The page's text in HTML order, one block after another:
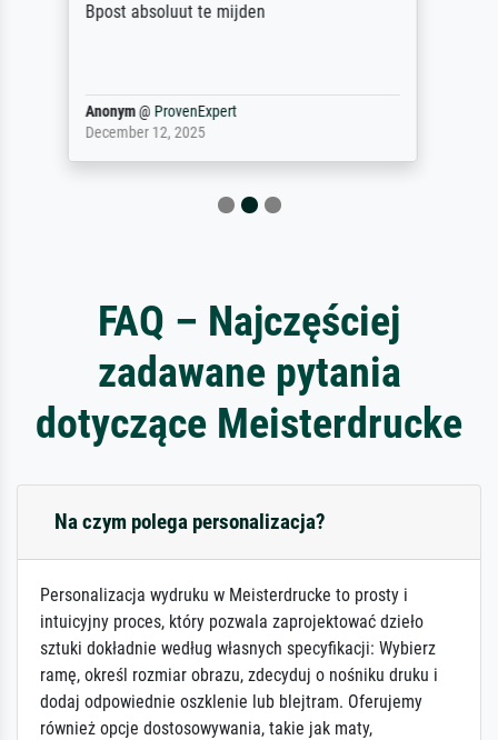
Reinhold, @ProvenExpert
April 22, 2026
FAQ – Najczęściej
zadawane pytania
dotyczące Meisterdrucke
Na czym polega personalizacja?
Personalizacja wydruku w Meisterdrucke to prosty i
intuicyjny proces, który pozwala zaprojektować dzieło
sztuki dokładnie według własnych specyfikacji: Wybierz
ramę, określ rozmiar obrazu, zdecyduj o nośniku druku i
dodaj odpowiednie oszklenie lub blejtram. Oferujemy
również opcje dostosowywania, takie jak maty,